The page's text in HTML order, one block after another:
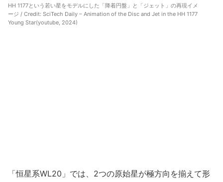
HH 1177という若い星をモデルにした「降着円盤」と「ジェット」の再現イメ
ージ / Credit: SciTech Daily – Animation of the Disc and Jet in the HH 1177
Young Star(youtube, 2024)
「恒星系WL20」では、2つの原始星が極方向を揃えて形